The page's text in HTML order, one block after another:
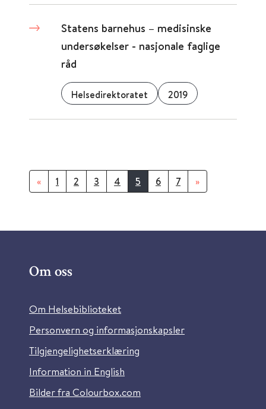
Statens barnehus – medisinske
undersøkelser - nasjonale faglige
råd
Helsedirektoratet 2019
« 1 2 3 4 5 6 7 »
Om oss
Om Helsebiblioteket
Personvern og informasjonskapsler
Tilgjengelighetserklæring
Information in English
Bilder fra Colourbox.com